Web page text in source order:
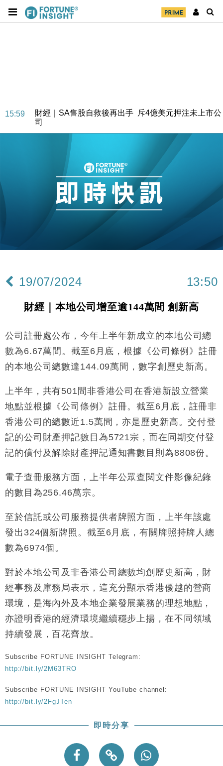
15:59
財經｜SA售股自救後再出手 斥4億美元押注未上市公
司
財經｜精星香港夥菜鳥拓全球智慧倉儲市場 加快海外
地產｜大酒店中期轉賺2300萬元 斥21億翻新香港及
國際｜特朗普赴洛杉磯高球場活動前 男子攜槍彈被捕
12:30
財經｜香港7月PMI回落至51 企業擴張放慢兼縮減人
財經｜黑石傳再籌逾360億美元 支援Anthropic租用
18:15
本地｜新世界K11 9月升級會員制度 增鉑金卡級別鎖
17:40
財經｜本港6月零售額連升14個月 珠寶鐘錶銷售升勢
16:33
財經｜滙控重啟最多10億美元回購 派息比率目標維持
50%
15:59
財經｜SA售股自救後再出手 斥4億美元押注未上市公
司
11:30
財經｜精星香港夥菜鳥拓全球智慧倉儲市場 加快海外
市場落地
14:50
地產｜大酒店中期轉賺2300萬元 斥21億翻新香港及
東京半島
13:12
國際｜特朗普赴洛杉磯高球場活動前 男子攜槍彈被捕
11:40
財經｜黑石傳再籌逾360億美元 支援Anthropic租用
Google晶片
10:57
財經｜美商務部擬擴大金屬關稅範圍 14類產品或加徵
25%
18:15
本地｜新世界K11 9月升級會員制度 增鉑金卡級別鎖
定高消費客群
最強
16:33
財經｜滙控重啟最多10億美元回購 派息比率目標維持
19/07/2024 13:50
財經｜本地公司增至逾144萬間 創新高
公司註冊處公布，今年上半年新成立的本地公司總
數為6.67萬間。截至6月底，根據《公司條例》註冊
的本地公司總數達144.09萬間，數字創歷史新高。
上半年，共有501間非香港公司在香港新設立營業
地點並根據《公司條例》註冊。截至6月底，註冊非
香港公司的總數近1.5萬間，亦是歷史新高。交付登
記的公司財產押記數目為5721宗，而在同期交付登
記的償付及解除財產押記通知書數目則為8808份。
電子查冊服務方面，上半年公眾查閱文件影像紀錄
的數目為256.46萬宗。
至於信託或公司服務提供者牌照方面，上半年該處
發出324個新牌照。截至6月底，有關牌照持牌人總
數為6974個。
對於本地公司及非香港公司總數均創歷史新高，財
經事務及庫務局表示，這充分顯示香港優越的營商
環境，是海內外及本地企業發展業務的理想地點，
亦證明香港的經濟環境繼續穩步上揚，在不同領域
持續發展，百花齊放。
Subscribe FORTUNE INSIGHT Telegram:
http://bit.ly/2M63TRO
Subscribe FORTUNE INSIGHT YouTube channel:
http://bit.ly/2FgJTen
即時分享